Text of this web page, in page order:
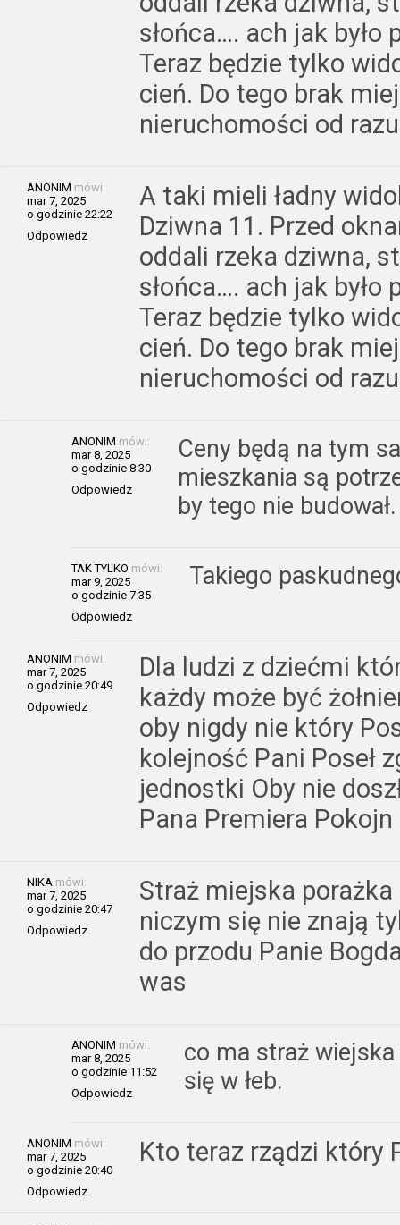
słońca…. ach jak było
Teraz będzie tylko
cień. Do tego brak
nieruchomości od
ANONIM mówi:
mar 7, 2025
o godzinie 22:22
Odpowiedz
A taki mieli ładny
Dziwna 11. Przed
oddali rzeka dziwna,
słońca…. ach jak było
Teraz będzie tylko
cień. Do tego brak
nieruchomości od
ANONIM mówi:
mar 8, 2025
o godzinie 8:30
Odpowiedz
Ceny będą na tym
mieszkania są
by tego nie budował.
TAK TYLKO mówi:
mar 9, 2025
o godzinie 7:35
Odpowiedz
Takiego
ANONIM mówi:
mar 7, 2025
o godzinie 20:49
Odpowiedz
Dla ludzi z dziećmi
każdy może być
oby nigdy nie który
kolejność Pani Poseł
jednostki Oby nie
Pana Premiera Pokojn
NIKA mówi:
mar 7, 2025
o godzinie 20:47
Odpowiedz
Straż miejska
niczym się nie znają
do przodu Panie
was
ANONIM mówi:
mar 8, 2025
o godzinie 11:52
Odpowiedz
co ma straż
się w łeb.
ANONIM mówi:
mar 7, 2025
o godzinie 20:40
Odpowiedz
Kto teraz rządzi który